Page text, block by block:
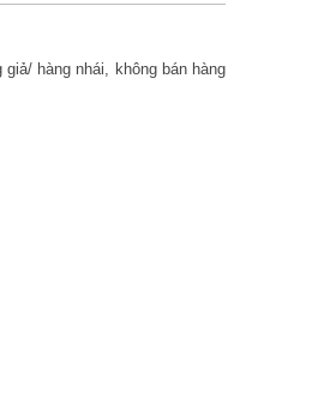
hàng nhái, không bán hàng